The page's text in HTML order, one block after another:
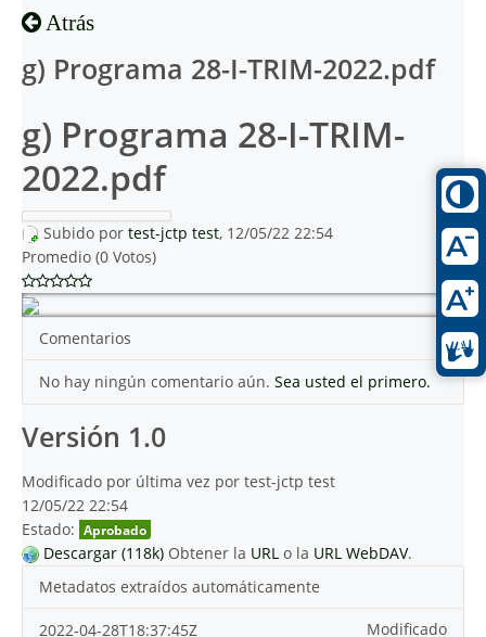
Atrás
g) Programa 28-I-TRIM-2022.pdf
g) Programa 28-I-TRIM-
2022.pdf
Subido por test-jctp test, 12/05/22 22:54
Promedio (0 Votos)
Comentarios
No hay ningún comentario aún. Sea usted el primero.
Versión 1.0
Modificado por última vez por test-jctp test
12/05/22 22:54
Estado: Aprobado
Descargar (118k) Obtener la URL o la URL WebDAV.
Metadatos extraídos automáticamente
Modificado
2022-04-28T18:37:45Z